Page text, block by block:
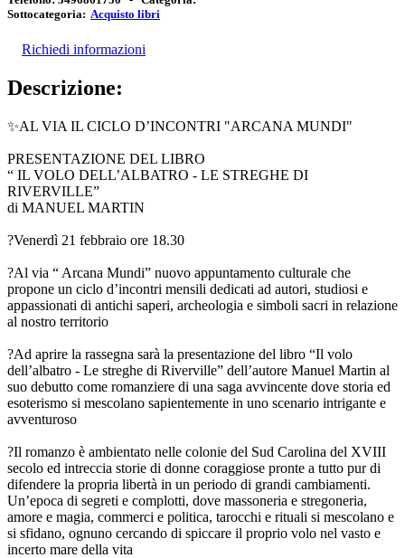
Sottocategoria: Acquisto libri
Richiedi informazioni
Descrizione:
✨AL VIA IL CICLO D’INCONTRI "ARCANA MUNDI"
PRESENTAZIONE DEL LIBRO
“ IL VOLO DELL’ALBATRO - LE STREGHE DI
RIVERVILLE”
di MANUEL MARTIN
?Venerdì 21 febbraio ore 18.30
?️Al via “ Arcana Mundi” nuovo appuntamento culturale che
propone un ciclo d’incontri mensili dedicati ad autori, studiosi e
appassionati di antichi saperi, archeologia e simboli sacri in relazione
al nostro territorio
?Ad aprire la rassegna sarà la presentazione del libro “Il volo
dell’albatro - Le streghe di Riverville” dell’autore Manuel Martin al
suo debutto come romanziere di una saga avvincente dove storia ed
esoterismo si mescolano sapientemente in uno scenario intrigante e
avventuroso
?️Il romanzo è ambientato nelle colonie del Sud Carolina del XVIII
secolo ed intreccia storie di donne coraggiose pronte a tutto pur di
difendere la propria libertà in un periodo di grandi cambiamenti.
Un’epoca di segreti e complotti, dove massoneria e stregoneria,
amore e magia, commerci e politica, tarocchi e rituali si mescolano e
si sfidano, ognuno cercando di spiccare il proprio volo nel vasto e
incerto mare della vita